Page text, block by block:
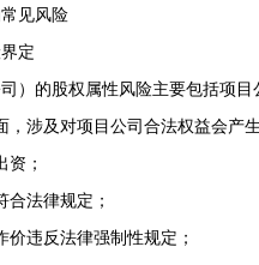
见风险
定
的股权属性风险主要包括项目
涉及对项目公司合法权益会产
；
法律规定；
违反法律强制性规定；